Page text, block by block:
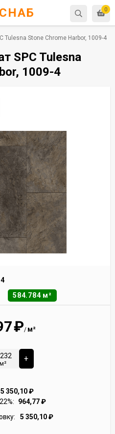
0
СНАБ
Tulesna Stone Chrome Harbor, 1009-4
SPC Tulesna
1009-4
584.784 м²
₽/ м²
м²
+
5 350,10₽
964,77₽
5 350,10₽